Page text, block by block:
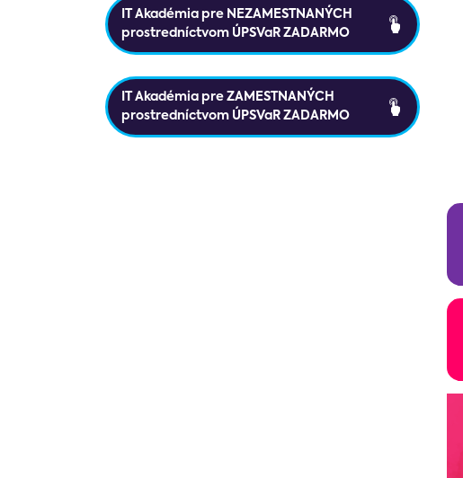
IT Akadémia pre NEZAMESTNANÝCH
prostredníctvom ÚPSVaR ZADARMO
IT Akadémia pre ZAMESTNANÝCH
prostredníctvom ÚPSVaR ZADARMO